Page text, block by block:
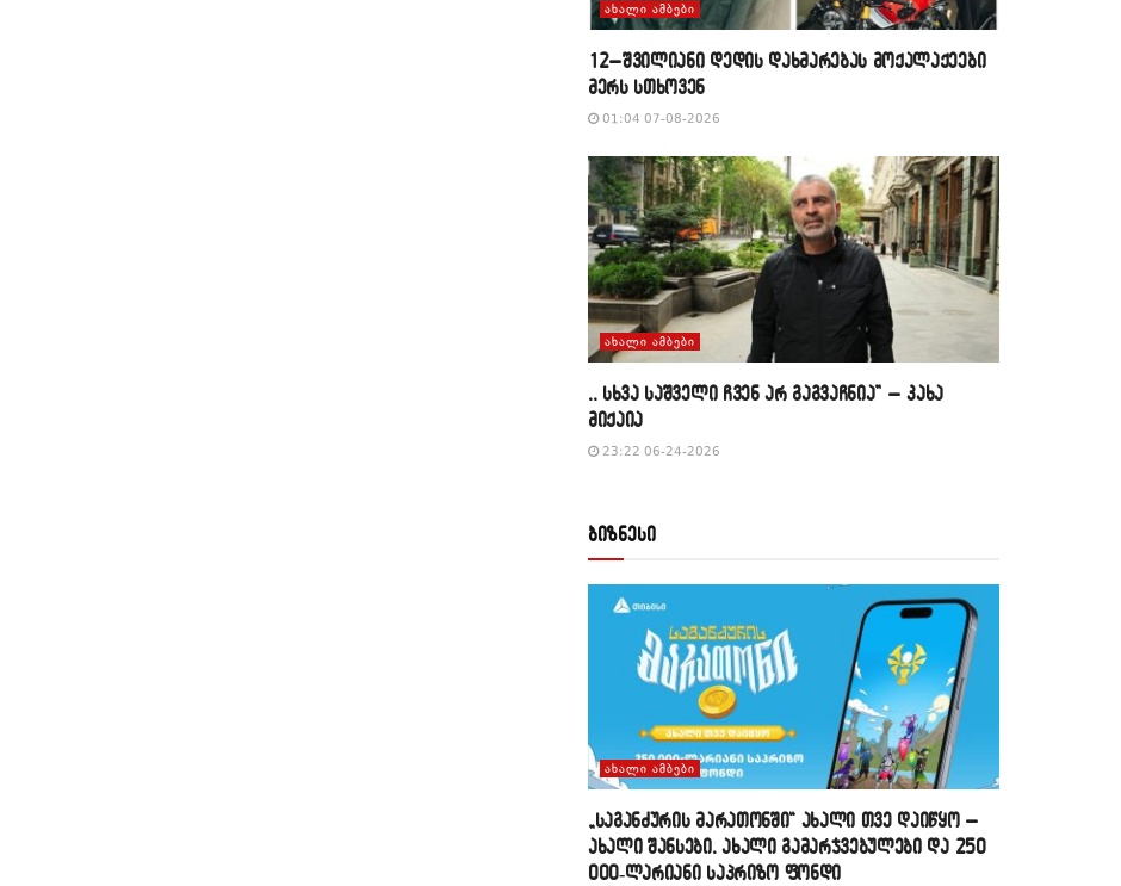
ᲐᲮᲐᲚᲘ ᲐᲛᲑᲔᲑᲘ
12–შვილიანი დედის დახმარებას მოქალაქეები
მერს სთხოვენ
01:04 07-08-2026
ᲐᲮᲐᲚᲘ ᲐᲛᲑᲔᲑᲘ
,, სხვა საშველი ჩვენ არ გაგვაჩნია” – კახა
მიქაია
23:22 06-24-2026
ბიზნესი
ᲐᲮᲐᲚᲘ ᲐᲛᲑᲔᲑᲘ
„საგანძურის მარათონში“ ახალი თვე დაიწყო –
ახალი შანსები, ახალი გამარჯვებულები და 250
000-ლარიანი საპრიზო ფონდი